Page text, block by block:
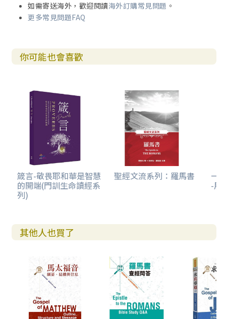
25 馬太福音12:31-50 褻瀆聖靈總不被赦，邪惡淫亂的世代求
神蹟
26 馬太福音13:1-23 天國的比喩(1) 撒種的比喩
收網，文士受教的比喩208
28 馬太福音13:54-14:12 耶穌在家鄉被厭棄，約翰被希律王
29 馬太福音14:13-36 五餅二魚與水上行走
30 馬太福音15:1-20 主論禮儀的潔淨與心裡的污穢
32 馬太福音16:1-20 主責備宗教領袖，彼得承認主身分，主
33 馬太福音16:21-17:8 耶穌預言受害，再臨與登山變像
34 馬太福音17:9-27 醫治癲癇孩子，魚口得稅銀
如需寄送海外，歡迎閱讀海外訂購常見問題 。
更多常見問題FAQ
你可能也會喜歡
箴言-敬畏耶和華是智慧
的開端(門訓生命讀經系
列)
聖經文流系列：羅馬書 一
-展
其他人也買了